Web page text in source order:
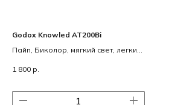
Godox Knowled AT200Bi
Пайп, Биколор, мягкий свет, легкий
1 800 р.